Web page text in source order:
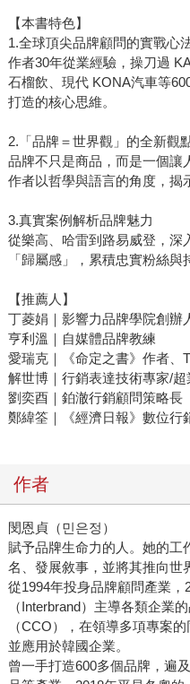
【本書特色】
1.全球頂尖品牌顧問的實戰心
作者30年從業經驗，操刀過
石榴飲、現代 KONA汽車等
打造的核心思維。
2️.「品牌＝世界觀」的全新觀
品牌不只是商品，而是一個讓
作者以哲學與語言的角度，揭
3.真實案例解析品牌魅力
從樂高、哈雷到路易威登，深
「歸屬感」，累積忠實粉絲與
【推薦人】
丁菱娟｜影響力品牌學院創辦
亨利溫｜自媒體品牌教練
愛瑞克｜《命定之書》作者、
解世博｜行銷表達技術專家/
劉奕酉｜鉑澈行銷顧問策略長
鄭緯筌｜《經濟日報》數位行
作者
閔恩貞（민은정）
賦予品牌生命力的人。她的工
名、發展敘事，並將其推向世
從1994年投身品牌顧問產業
（Interbrand）主導各類企業
（CCO），在領導多項專案
並應用於韓國企業。
曾一手打造600多個品牌，遍